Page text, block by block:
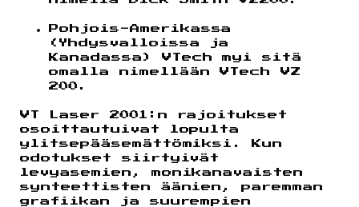
Pohjois-Amerikassa
(Yhdysvalloissa ja
Kanadassa) VTech myi sitä
omalla nimellään VTech VZ
200.
VT Laser 2001:n rajoitukset
osoittautuivat lopulta
ylitsepääsemättömiksi. Kun
odotukset siirtyivät
levyasemien, monikanavaisten
synteettisten äänien, paremman
grafiikan ja suurempien